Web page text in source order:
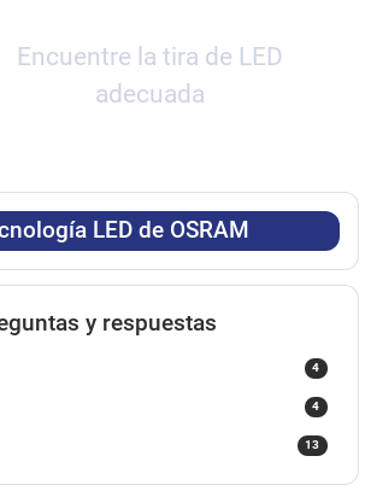
Encuentre la tira de LED
adecuada
LED de OSRAM
y respuestas
4
4
13